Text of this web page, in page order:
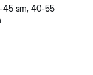
45 sm, 40-55